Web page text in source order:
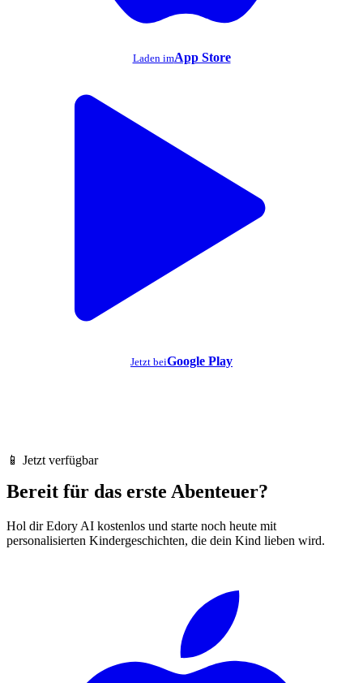
Laden imApp Store
Jetzt beiGoogle Play
📱 Jetzt verfügbar
Bereit für das erste Abenteuer?
Hol dir Edory AI kostenlos und starte noch heute mit
personalisierten Kindergeschichten, die dein Kind lieben wird.